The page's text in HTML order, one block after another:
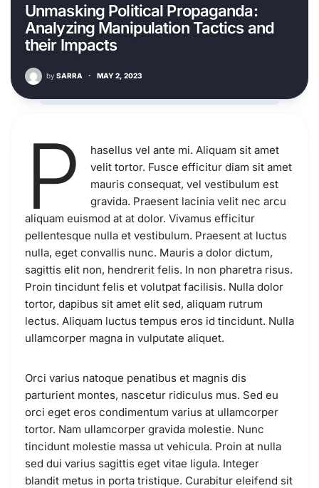
Unmasking Political Propaganda:
Analyzing Manipulation Tactics and
their Impacts
by SARRA · MAY 2, 2023
P
hasellus vel ante mi. Aliquam sit amet
velit tortor. Fusce efficitur diam sit amet
mauris consequat, vel vestibulum est
gravida. Praesent lacinia velit nec arcu
aliquam euismod at at dolor. Vivamus efficitur
pellentesque nulla et vestibulum. Praesent at luctus
nulla, eget convallis nunc. Mauris a dolor dictum,
sagittis elit non, hendrerit felis. In non pharetra risus.
Proin tincidunt felis et volutpat facilisis. Nulla dolor
tortor, dapibus sit amet elit sed, aliquam rutrum
lectus. Aliquam luctus tempus eros id tincidunt. Nulla
ullamcorper magna in vulputate aliquet.
Orci varius natoque penatibus et magnis dis
parturient montes, nascetur ridiculus mus. Sed eu
orci eget eros condimentum varius at ullamcorper
tortor. Nam ullamcorper gravida molestie. Nunc
tincidunt molestie massa ut vehicula. Proin at nulla
sed dui varius sagittis eget vitae ligula. Integer
blandit metus in porta tristique. Curabitur eleifend sit